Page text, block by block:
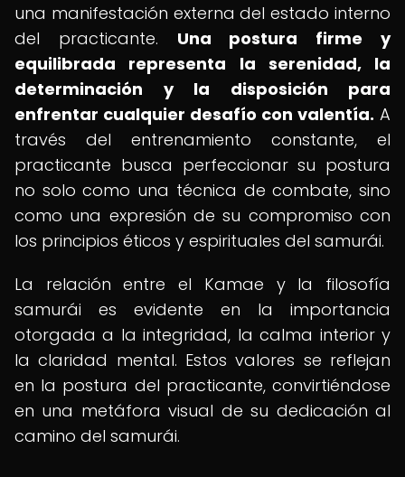
una manifestación externa del estado interno
del practicante. Una postura firme y
equilibrada representa la serenidad, la
determinación y la disposición para
enfrentar cualquier desafío con valentía. A
través del entrenamiento constante, el
practicante busca perfeccionar su postura
no solo como una técnica de combate, sino
como una expresión de su compromiso con
los principios éticos y espirituales del samurái.
La relación entre el Kamae y la filosofía
samurái es evidente en la importancia
otorgada a la integridad, la calma interior y
la claridad mental. Estos valores se reflejan
en la postura del practicante, convirtiéndose
en una metáfora visual de su dedicación al
camino del samurái.